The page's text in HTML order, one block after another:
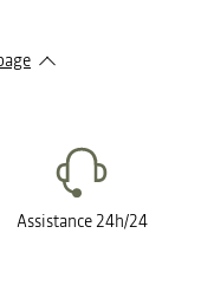
Assistance 24h/24